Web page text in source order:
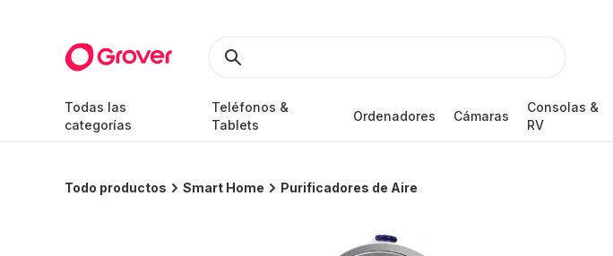
Todas las
categorías
Teléfonos &
Tablets
Ordenadores Cámaras
Consolas &
RV
Todo productos Smart Home Purificadores de Aire